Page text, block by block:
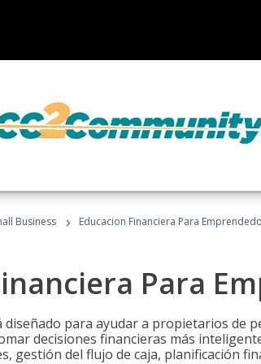
Business › Educacion Financiera Para
Para
para ayudar a propietarios de
decisiones financieras más
gestión del flujo de caja, planificación